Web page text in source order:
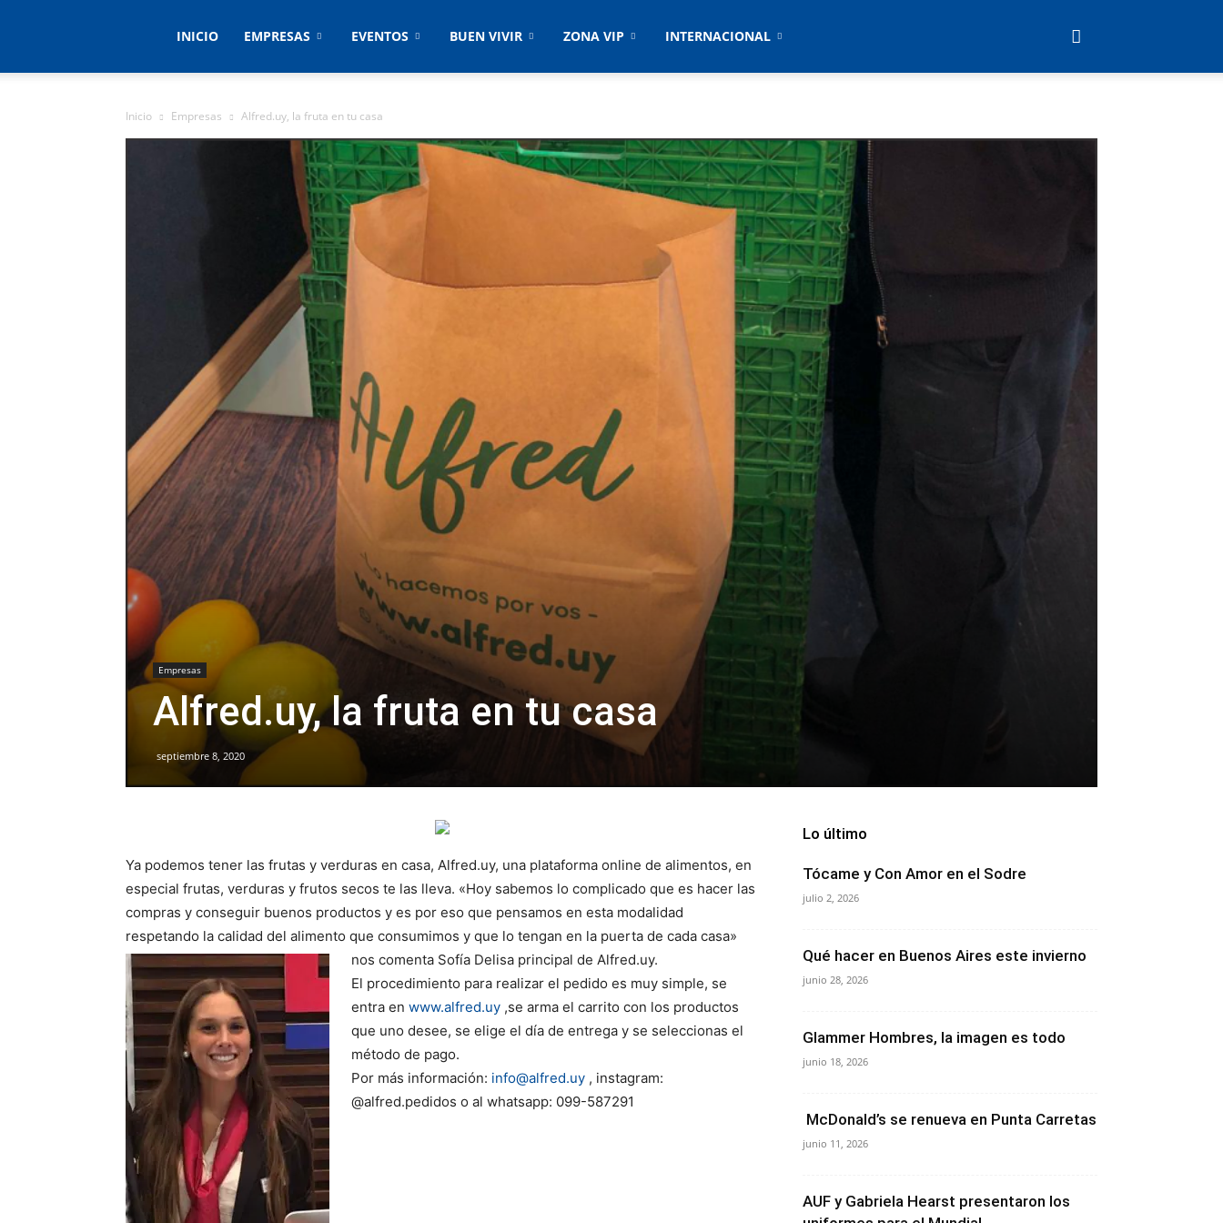
Empresas
&
INICIO EMPRESAS EVENTOS BUEN VIVIR ZONA VIP INTERNACIONAL
Inicio Empresas Alfred.uy, la fruta en tu casa
Empresas
Alfred.uy, la fruta en tu casa
septiembre 8, 2020
Ya podemos tener las frutas y verduras en casa, Alfred.uy, una plataforma online de alimentos, en
especial frutas, verduras y frutos secos te las lleva. «Hoy sabemos lo complicado que es hacer las
compras y conseguir buenos productos y es por eso que pensamos en esta modalidad
respetando la calidad del alimento que consumimos y que lo tengan en la puerta de cada casa»
nos comenta Sofía Delisa principal de Alfred.uy.
El procedimiento para realizar el pedido es muy simple, se
entra en www.alfred.uy ,se arma el carrito con los productos
que uno desee, se elige el día de entrega y se seleccionas el
método de pago.
Por más información: info@alfred.uy , instagram:
@alfred.pedidos o al whatsapp: 099-587291
Lo último
Tócame y Con Amor en el Sodre
julio 2, 2026
Qué hacer en Buenos Aires este invierno
junio 28, 2026
Glammer Hombres, la imagen es todo
junio 18, 2026
McDonald’s se renueva en Punta Carretas
junio 11, 2026
AUF y Gabriela Hearst presentaron los